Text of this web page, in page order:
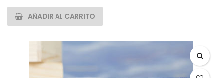
AÑADIR AL CARRITO